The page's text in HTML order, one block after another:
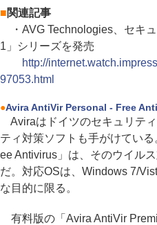
■関連記事
・AVG Technologies、セキ
1」シリーズを発売
http://
97053.html
●Avira AntiVir Personal - Free
Aviraはドイツのセキュリテ
ティ対策ソフトも手がけてい
ee Antivirus」は、そのウイル
だ。対応OSは、Windows 7/
な目的に限る。
有料版の「Avira AntiVir